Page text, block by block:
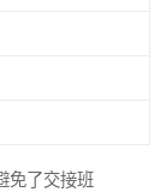
免了交接班